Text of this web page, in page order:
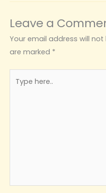
Leave a
Your email address will not
are marked *
here..